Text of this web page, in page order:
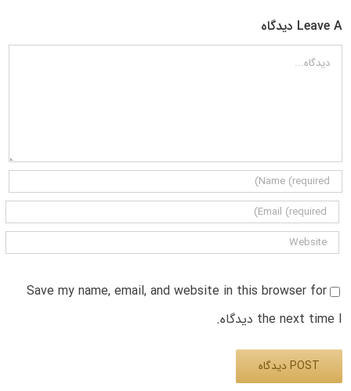
Leave A دیدگاه
دیدگاه
Save my name, email, and website in this browser for
the next time I دیدگاه.